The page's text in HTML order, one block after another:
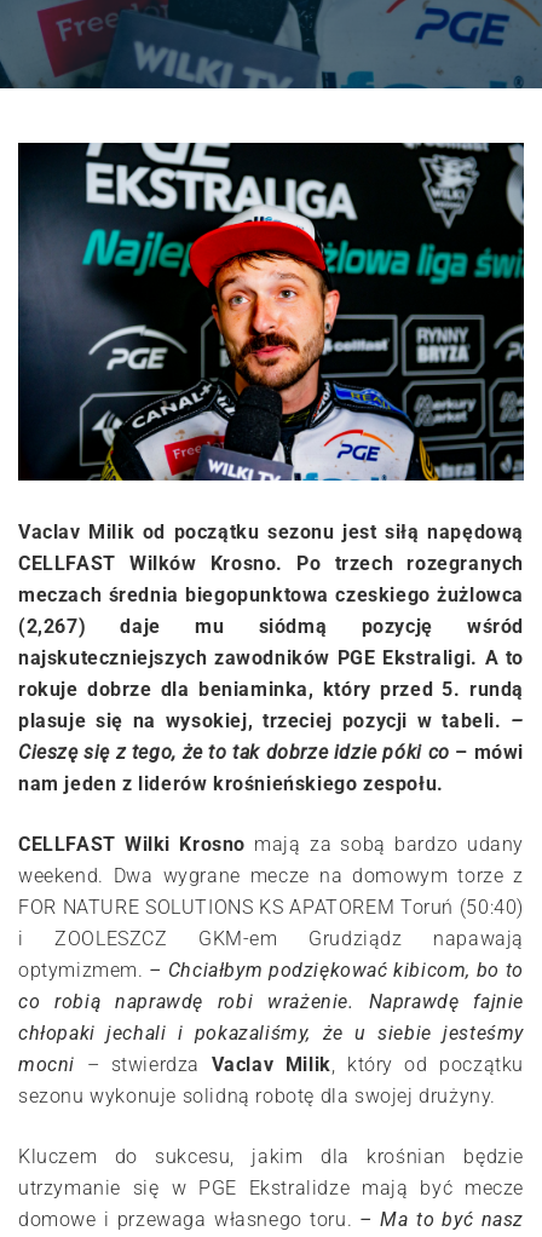
Vaclav Milik od początku sezonu jest siłą napędową
CELLFAST Wilków Krosno. Po trzech rozegranych
meczach średnia biegopunktowa czeskiego żużlowca
(2,267) daje mu siódmą pozycję wśród
najskuteczniejszych zawodników PGE Ekstraligi. A to
rokuje dobrze dla beniaminka, który przed 5. rundą
plasuje się na wysokiej, trzeciej pozycji w tabeli. –
Cieszę się z tego, że to tak dobrze idzie póki co – mówi
nam jeden z liderów krośnieńskiego zespołu.
CELLFAST Wilki Krosno mają za sobą bardzo udany
weekend. Dwa wygrane mecze na domowym torze z
FOR NATURE SOLUTIONS KS APATOREM Toruń (50:40)
i ZOOLESZCZ GKM-em Grudziądz napawają
optymizmem. – Chciałbym podziękować kibicom, bo to
co robią naprawdę robi wrażenie. Naprawdę fajnie
chłopaki jechali i pokazaliśmy, że u siebie jesteśmy
mocni – stwierdza Vaclav Milik , który od początku
sezonu wykonuje solidną robotę dla swojej drużyny.
Kluczem do sukcesu, jakim dla krośnian będzie
utrzymanie się w PGE Ekstralidze mają być mecze
domowe i przewaga własnego toru. – Ma to być nasz